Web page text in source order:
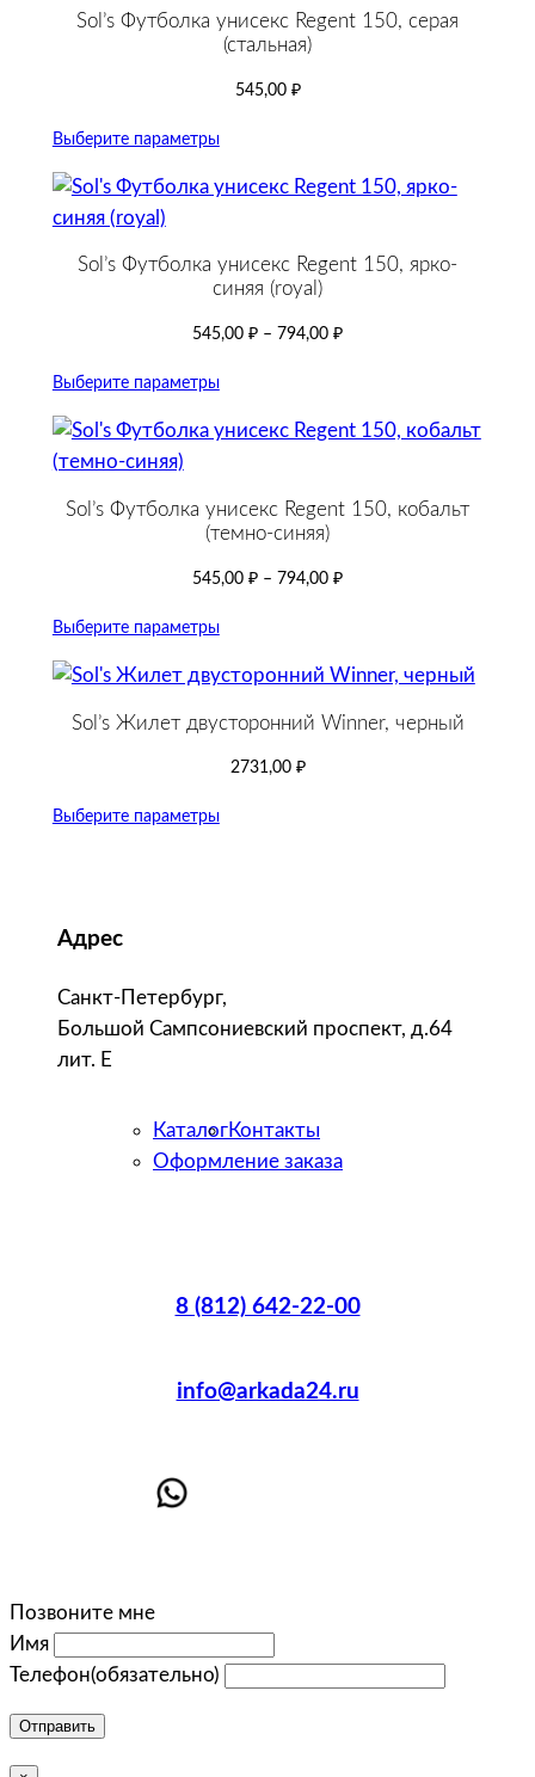
Sol’s Футболка унисекс Regent 150, серая
(стальная)
545,00 ₽
Выберите параметры
Sol’s Футболка унисекс Regent 150, ярко-
синяя (royal)
545,00 ₽ – 794,00 ₽
Выберите параметры
Sol’s Футболка унисекс Regent 150, кобальт
(темно-синяя)
545,00 ₽ – 794,00 ₽
Выберите параметры
Sol’s Жилет двусторонний Winner, черный
2731,00 ₽
Выберите параметры
Адрес
Санкт-Петербург,
Большой Сампсониевский проспект, д.64
лит. Е
КаталогКонтакты
Оформление заказа
8 (812) 642-22-00
info@arkada24.ru
Позвоните мне
Имя
Телефон(обязательно)
Отправить